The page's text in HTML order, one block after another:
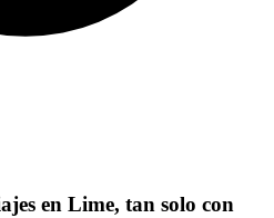
en Lime, tan solo con